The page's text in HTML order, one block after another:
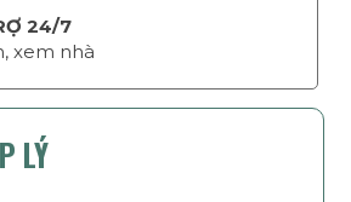
24/7
xem nhà
LÝ